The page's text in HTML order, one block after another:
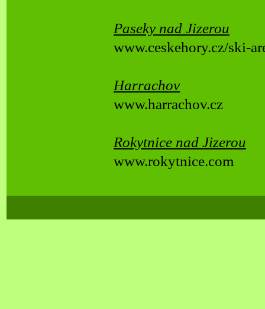
Paseky nad Jizerou
www.ceskehory.cz/ski-
Harrachov
www.harrachov.cz
Rokytnice nad Jizerou
www.rokytnice.com